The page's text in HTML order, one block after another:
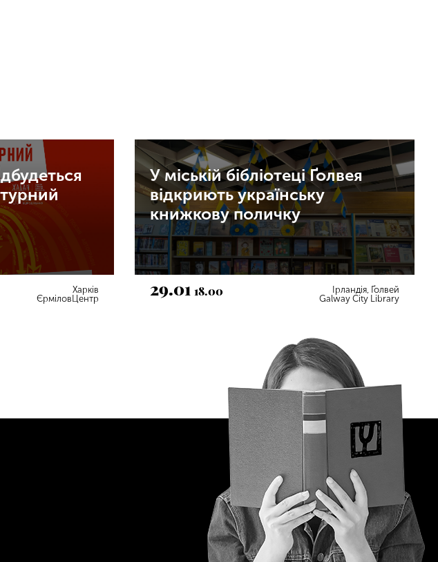
Харків
ЄрміловЦентр
У міській бібліотеці Ґолвея
відкриють українську
книжкову поличку
29.01 18.00
Ірландія, Ґолвей
Galway City Library